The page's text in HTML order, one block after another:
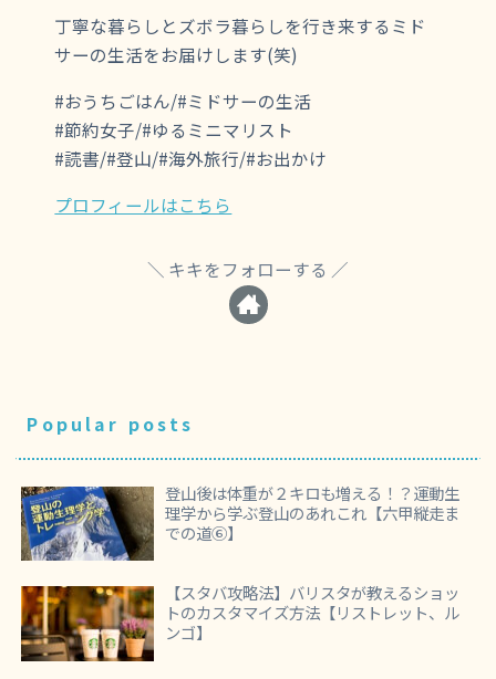
丁寧な暮らしとズボラ暮らしを行き来するミド
サーの生活をお届けします(笑)
#おうちごはん/#ミドサーの生活
#節約女子/#ゆるミニマリスト
#読書/#登山/#海外旅行/#お出かけ
プロフィールはこちら
キキをフォローする
Popular posts
登山後は体重が２キロも増える！？運動生
理学から学ぶ登山のあれこれ【六甲縦走ま
での道⑥】
【スタバ攻略法】バリスタが教えるショッ
トのカスタマイズ方法【リストレット、ル
ンゴ】